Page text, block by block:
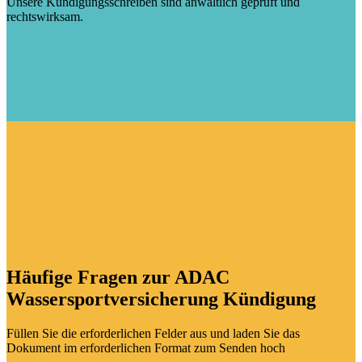
rechtswirksam.
Häufige Fragen zur ADAC
Wassersportversicherung Kündigung
Füllen Sie die erforderlichen Felder aus und laden Sie das
Dokument im erforderlichen Format zum Senden hoch